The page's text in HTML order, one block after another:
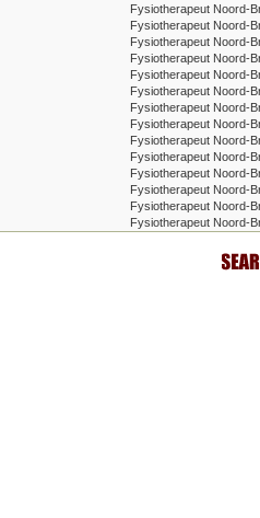
Fysiotherapeut Noord-
Fysiotherapeut Noord-
Fysiotherapeut Noord-
Fysiotherapeut Noord-
Fysiotherapeut Noord-
Fysiotherapeut Noord-
Fysiotherapeut Noord-
Fysiotherapeut Noord-
Fysiotherapeut Noord-
Fysiotherapeut Noord-
Fysiotherapeut Noord-
Fysiotherapeut Noord-
Fysiotherapeut Noord-
Fysiotherapeut Noord-